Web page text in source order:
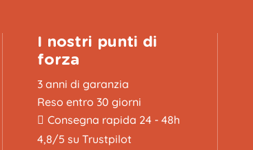
I nostri punti di
forza
3 anni di garanzia
Reso entro 30 giorni
Consegna rapida 24 - 48h
4,8/5 su Trustpilot